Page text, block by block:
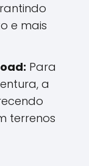
e mais
Para
a
terrenos